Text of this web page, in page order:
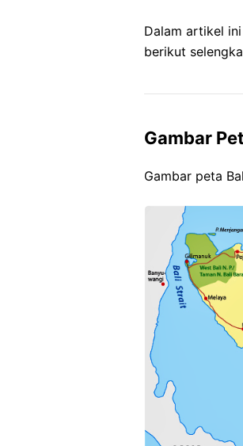
Dalam artikel
berikut
Gambar
Gambar peta